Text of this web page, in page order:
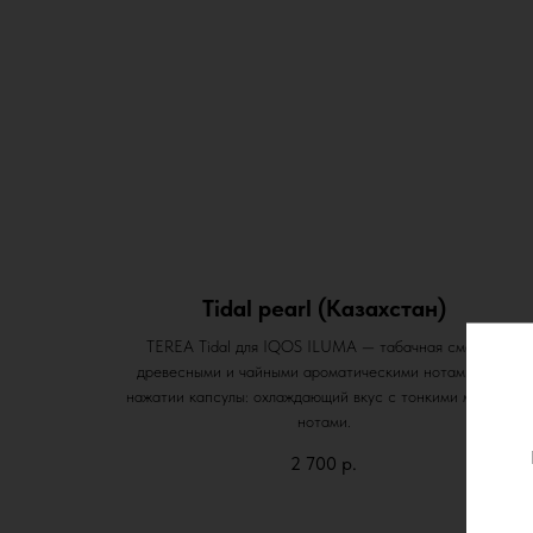
Tidal pearl (Казахстан)
TEREA Tidal для IQOS ILUMA — табачная смесь с
древесными и чайными ароматическими нотами. При
нажатии капсулы: охлаждающий вкус с тонкими мятными
нотами.
2 700 р.